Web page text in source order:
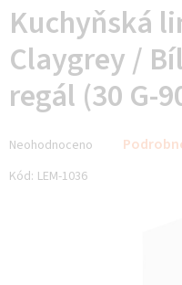
Kuchyňská
Claygrey /
regál (30 G-
hodnocení
produktu
Neohodnoceno
Kód: LEM-1036